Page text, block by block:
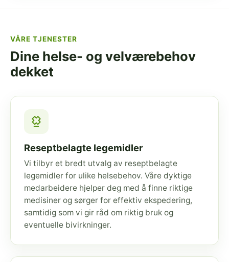
VÅRE TJENESTER
Dine helse- og velværebehov
dekket
Reseptbelagte legemidler
Vi tilbyr et bredt utvalg av reseptbelagte
legemidler for ulike helsebehov. Våre dyktige
medarbeidere hjelper deg med å finne riktige
medisiner og sørger for effektiv ekspedering,
samtidig som vi gir råd om riktig bruk og
eventuelle bivirkninger.